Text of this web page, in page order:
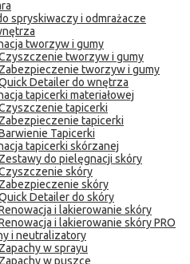
spryskiwaczy i odmrażacze
tworzyw i gumy
tworzyw i gumy
Zabezpieczenie tworzyw i gumy
Detailer do wnętrza
tapicerki materiałowej
tapicerki
Zabezpieczenie tapicerki
Tapicerki
tapicerki skórzanej
Zestawy do pielęgnacji skóry
skóry
Zabezpieczenie skóry
Detailer do skóry
i lakierowanie skóry
i lakierowanie skóry PRO
i neutralizatory
Zapachy w sprayu
Zapachy w puszce